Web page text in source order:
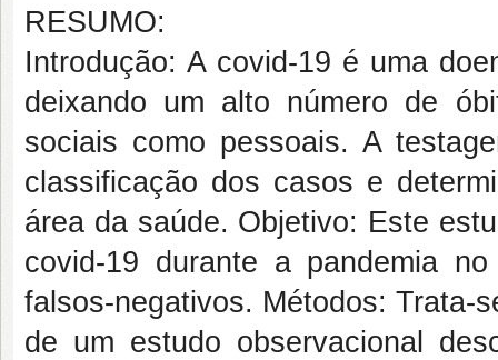
RESUMO:
Introdução: A covid-19 é uma
deixando um alto número de
sociais como pessoais. A
classificação dos casos e
área da saúde. Objetivo: Este
covid-19 durante a pandemia
falsos-negativos. Métodos: Trata-
de um estudo observacional